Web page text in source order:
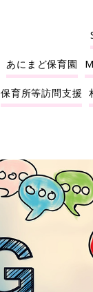
あにまど保育園
保育所等訪問支援